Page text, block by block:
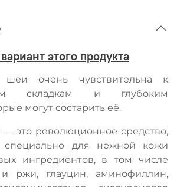
этого продукта
очень чувствительна к
складкам и глубоким
могут состарить её.
— это революционное средство,
специально для нежной кожи
ингредиентов, в том числе
и ржи, глауцин, аминофиллин,